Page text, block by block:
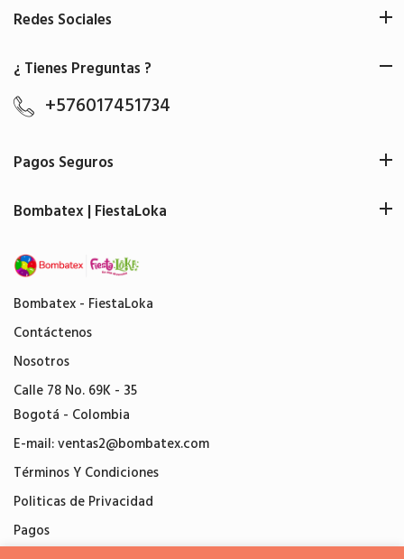
Bombatex - FiestaLoka
Contáctenos
Nosotros
Calle 78 No. 69K - 35
Bogotá - Colombia
E-mail:ventas2@bombatex.com
Términos Y Condiciones
Politicas de Privacidad
Pagos
Redes Sociales
¿ Tienes Preguntas ?
+576017451734
Pagos Seguros
Bombatex | FiestaLoka